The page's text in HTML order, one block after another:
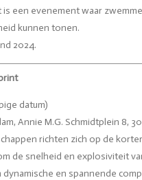
een evenement waar
kunnen tonen.
2024.
datum)
Annie M.G. Schmidtplein 8,
richten zich op de
de snelheid en explosiviteit
en spannende